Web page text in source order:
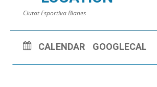
Ciutat Esportiva Blanes
CALENDAR GOOGLECAL